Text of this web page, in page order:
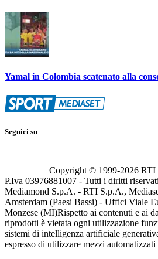
Yamal in Colombia scatenato alla
Seguici su
Copyright © 1999-2026 RTI
P.Iva 03976881007 - Tutti i diritti
Mediamond S.p.A. - RTI S.p.A.,
Amsterdam (Paesi Bassi) - Uffici Viale
Monzese (MI)Rispetto ai contenuti e ai
riprodotti è vietata ogni utilizzazione
sistemi di intelligenza artificiale
espresso di utilizzare mezzi